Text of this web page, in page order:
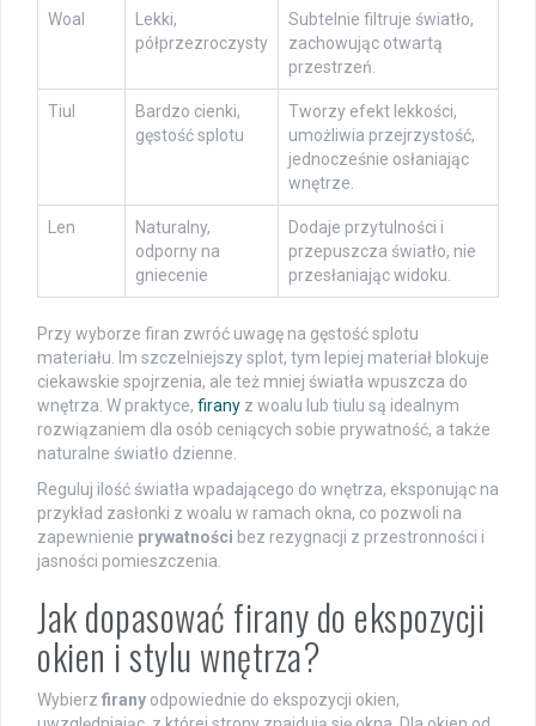
Woal
Lekki,
półprzezroczysty
Subtelnie filtruje światło,
zachowując otwartą
przestrzeń.
Tiul
Bardzo cienki,
gęstość splotu
Tworzy efekt lekkości,
umożliwia przejrzystość,
jednocześnie osłaniając
wnętrze.
Len
Naturalny,
odporny na
gniecenie
Dodaje przytulności i
przepuszcza światło, nie
przesłaniając widoku.
Przy wyborze firan zwróć uwagę na gęstość splotu
materiału. Im szczelniejszy splot, tym lepiej materiał blokuje
ciekawskie spojrzenia, ale też mniej światła wpuszcza do
wnętrza. W praktyce, firany z woalu lub tiulu są idealnym
rozwiązaniem dla osób ceniących sobie prywatność, a także
naturalne światło dzienne.
Reguluj ilość światła wpadającego do wnętrza, eksponując na
przykład zasłonki z woalu w ramach okna, co pozwoli na
zapewnienie prywatności bez rezygnacji z przestronności i
jasności pomieszczenia.
Jak dopasować firany do ekspozycji
okien i stylu wnętrza?
Wybierz firany odpowiednie do ekspozycji okien,